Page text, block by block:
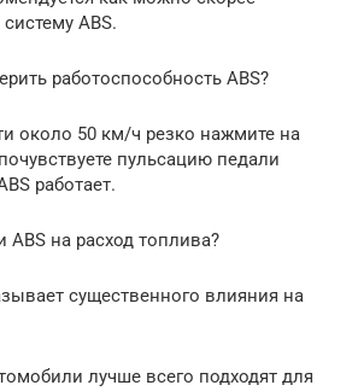
ABS.
работоспособность ABS?
около 50 км/ч резко нажмите на
пульсацию педали
работает.
ABS на расход топлива?
существенного влияния на
лучше всего подходят для